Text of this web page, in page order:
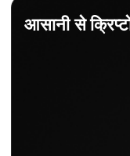
आसानी से